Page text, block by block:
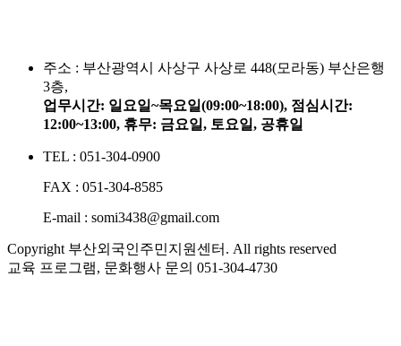
주소 : 부산광역시 사상구 사상로 448(모라동) 부산은행
3층,
업무시간: 일요일~목요일(09:00~18:00), 점심시간:
12:00~13:00, 휴무: 금요일, 토요일, 공휴일
TEL : 051-304-0900
FAX : 051-304-8585
E-mail : somi3438@gmail.com
Copyright 부산외국인주민지원센터. All rights reserved
교육 프로그램, 문화행사 문의 051-304-4730